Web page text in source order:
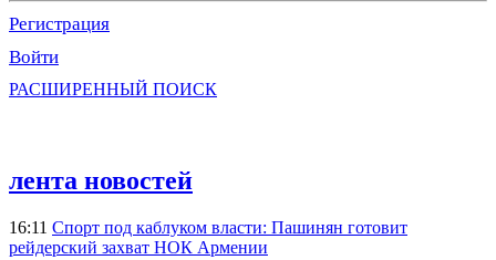
Регистрация
Войти
РАСШИРЕННЫЙ ПОИСК
лента новостей
16:11 Спорт под каблуком власти: Пашинян готовит
рейдерский захват НОК Армении